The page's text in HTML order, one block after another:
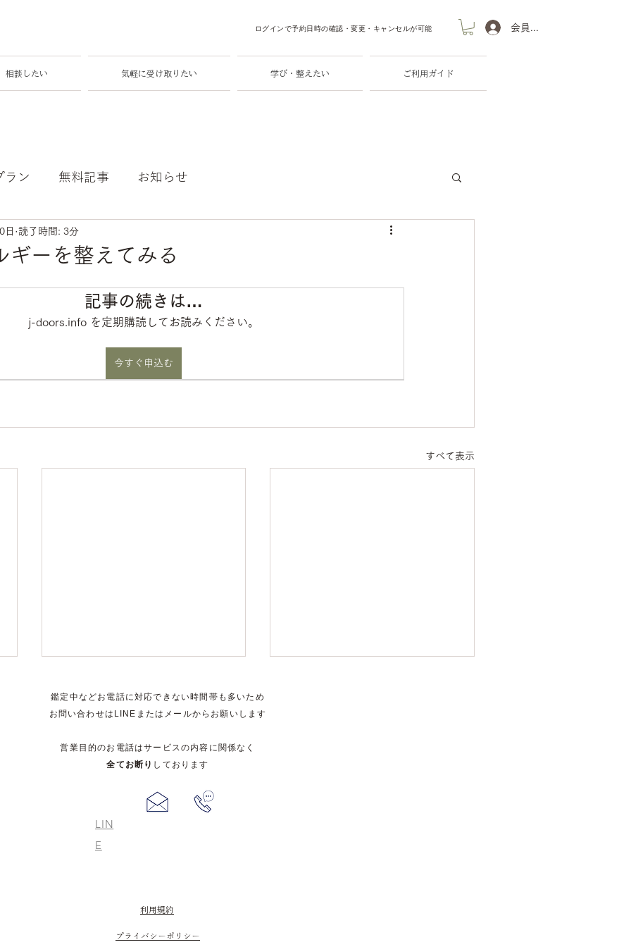
ログインで予約日時の確認​・変更・キャンセルが可能 会員登録・ログイン
相談したい 気軽に受け取りたい 学び・整えたい ご利用ガイド
ラン 無料記事 お知らせ
ギーを整えてみる
日 読了時間: 3分
記事の続きは…
j-doors.info を定期購読してお読みください。
今すぐ申込む
すべて表示
優しさを、甘さとしない。
​鑑定中などお電話に対応できない時間帯も多いため
お問い合わせはLINEまたはメールからお願いします
営業目的のお電話はサービスの内容に関係なく
全てお断り しております
LIN
E
​利用規約
プライバシーポリシー